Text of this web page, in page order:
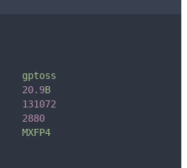
gptoss
20.9B
131072
2880
MXFP4